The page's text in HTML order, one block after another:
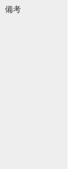
備考